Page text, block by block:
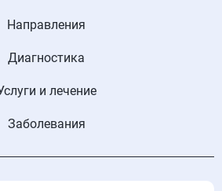
Направления
Диагностика
и лечение
Заболевания